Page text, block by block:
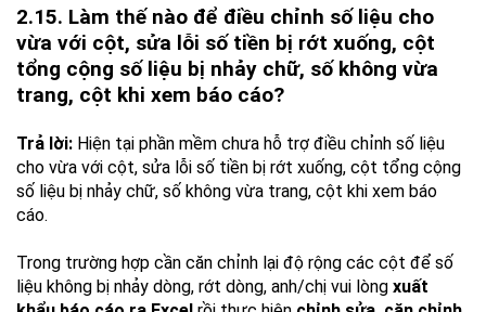
2.15. Làm thế nào để điều chỉnh số liệu cho
vừa với cột, sửa lỗi số tiền bị rớt xuống, cột
tổng cộng số liệu bị nhảy chữ, số không vừa
trang, cột khi xem báo cáo?
Trả lời: Hiện tại phần mềm chưa hỗ trợ điều chỉnh số liệu
cho vừa với cột, sửa lỗi số tiền bị rớt xuống, cột tổng cộng
số liệu bị nhảy chữ, số không vừa trang, cột khi xem báo
cáo.
Trong trường hợp cần căn chỉnh lại độ rộng các cột để số
liệu không bị nhảy dòng, rớt dòng, anh/chị vui lòng xuất